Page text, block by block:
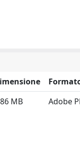
MB Adobe